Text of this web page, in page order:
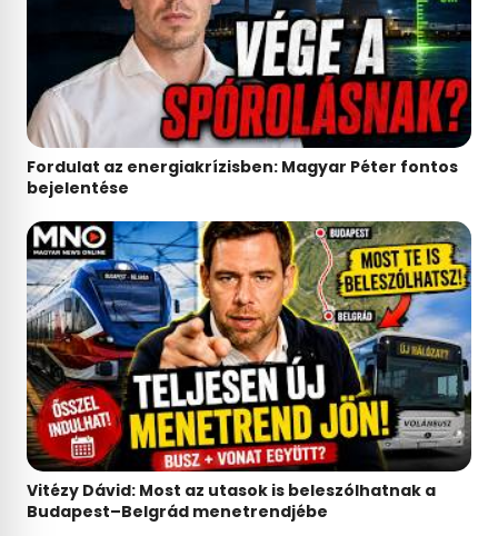
Fordulat az energiakrízisben: Magyar Péter fontos
bejelentése
Vitézy Dávid: Most az utasok is beleszólhatnak a
Budapest–Belgrád menetrendjébe